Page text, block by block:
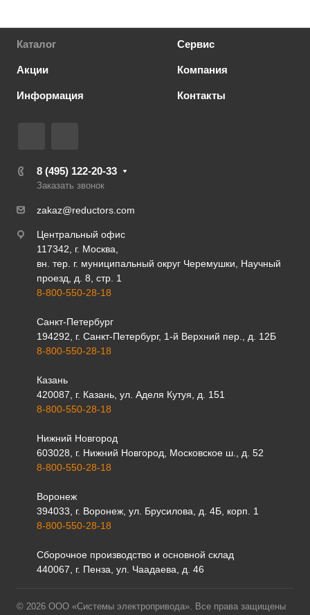
Каталог Сервис
Акции Компания
Информация Контакты
8 (495) 122-20-33
Заказать звонок
zakaz@reductors.com
Центральный офис
117342, г. Москва,
вн. тер. г. муниципальный округ Черемушки, Научный
проезд, д. 8, стр. 1
8-800-550-28-18
Санкт-Петербург
194292, г. Санкт-Петербург, 1-й Верхний пер., д. 12Б
8-800-550-28-18
Казань
420087, г. Казань, ул. Аделя Кутуя, д. 151
8-800-550-28-18
Нижний Новгород
603028, г. Нижний Новгород, Московское ш., д. 52
8-800-550-28-18
Воронеж
394033, г. Воронеж, ул. Брусилова, д. 4Б, корп. 1
8-800-550-28-18
Сборочное производство и основной склад
440067, г. Пенза, ул. Чаадаева, д. 46
© 2026 ООО «Системы электропривода». Все права защищены